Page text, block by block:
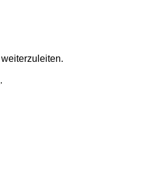
weiterzuleiten.
.